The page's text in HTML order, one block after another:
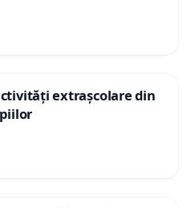
extrașcolare din